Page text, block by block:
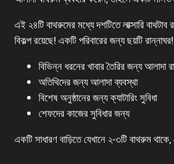
এই ২৪টি বাথরুমের মধ্যে দশটিতে লাক্সারি
বিকল্প রয়েছে! একটি পরিবারের জন্য ছয়টি
বিভিন্ন ধরনের খাবার তৈরির জন্য আলাদা
অতিথিদের জন্য আলাদা ব্যবস্থা
বিশেষ অনুষ্ঠানের জন্য ক্যাটারিং সুবিধা
শেফদের কাজের সুবিধার জন্য
একটি সাধারণ বাড়িতে যেখানে ২-৩টি বাথরুম